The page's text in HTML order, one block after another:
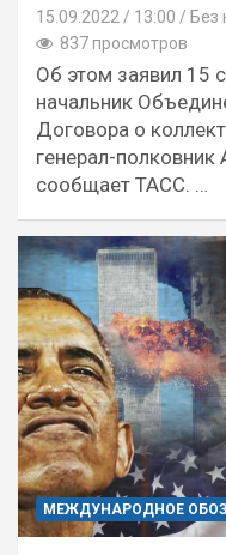
15.09.2022 13:00 / Без
837 просмотров
Об этом заявил 15
начальник
Договора о
генерал-
сообщает ТАСС. …
МЕЖДУНАРОДНОЕ